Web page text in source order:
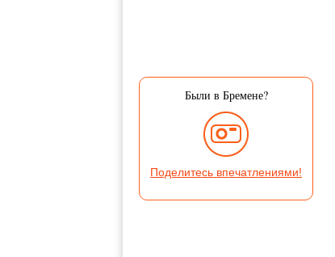
Были в Бремене?
Поделитесь впечатлениями!